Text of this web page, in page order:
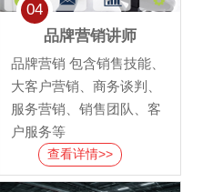
04
品牌营销讲师
品牌营销 包含销售技能、
大客户营销、商务谈判、
服务营销、销售团队、客
户服务等
查看详情>>